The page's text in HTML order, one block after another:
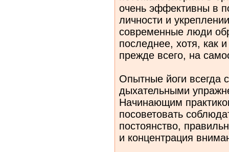
очень эффективны в
личности и
современные люди
последнее, хотя, как
прежде всего, на
Опытные йоги всегда
дыхательными
Начинающим
посоветовать
постоянство,
и концентрация